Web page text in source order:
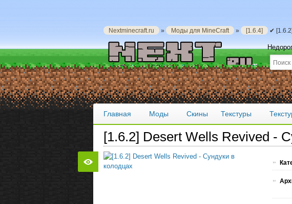
Nextminecraft.ru » Моды для MineCraft » [1.6.4] ✔
Главная Моды Скины Текстуры
[1.6.2] Desert Wells Revived -